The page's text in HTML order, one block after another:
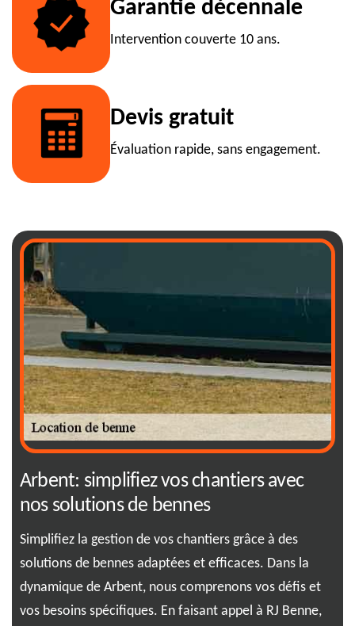
Garantie décennale
Intervention couverte 10 ans.
Devis gratuit
Évaluation rapide, sans engagement.
Arbent: simplifiez vos chantiers avec
nos solutions de bennes
Simplifiez la gestion de vos chantiers grâce à des
solutions de bennes adaptées et efficaces. Dans la
dynamique de Arbent, nous comprenons vos défis et
vos besoins spécifiques. En faisant appel à RJ Benne,